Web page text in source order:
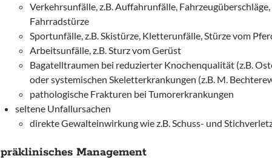
Verkehrsunfälle, z.B. Auffahrunfälle,
Fahrradstürze
Sportunfälle, z.B. Skistürze, Kletterunfälle, Stürze vom
Arbeitsunfälle, z.B. Sturz vom Gerüst
Bagatelltraumen bei reduzierter Knochenqualität (z.B.
oder systemischen Skeletterkrankungen (z.B. M.
pathologische Frakturen bei Tumorerkrankungen
seltene Unfallursachen
direkte Gewalteinwirkung wie z.B. Schuss- und
präklinisches Management